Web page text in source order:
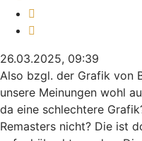
26.03.2025, 09:39
Also bzgl. der Grafik von
unsere Meinungen wohl
da eine schlechtere
Remasters nicht? Die ist